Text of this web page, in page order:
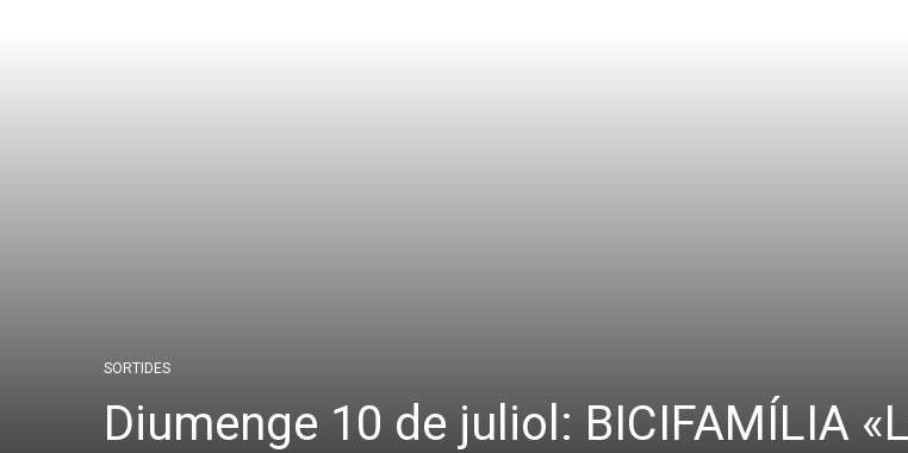
SORTIDES
Diumenge 10 de juliol: BICIFAMÍLIA